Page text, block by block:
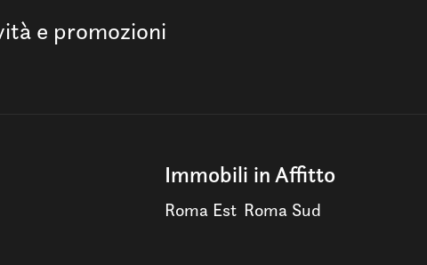
e promozioni
Immobili in Affitto
Roma Est Roma Sud